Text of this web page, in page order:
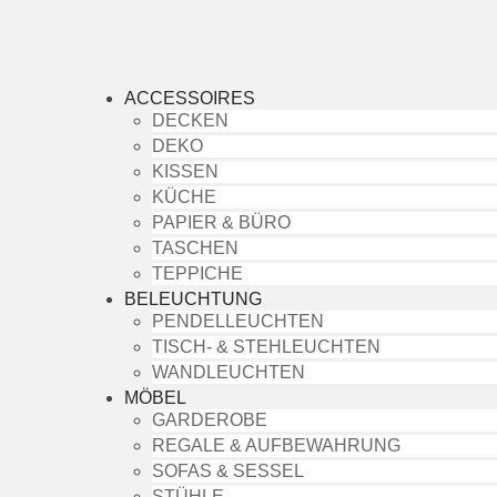
ACCESSOIRES
DECKEN
DEKO
KISSEN
KÜCHE
PAPIER & BÜRO
TASCHEN
TEPPICHE
BELEUCHTUNG
PENDELLEUCHTEN
TISCH- & STEHLEUCHTEN
WANDLEUCHTEN
MÖBEL
GARDEROBE
REGALE & AUFBEWAHRUNG
SOFAS & SESSEL